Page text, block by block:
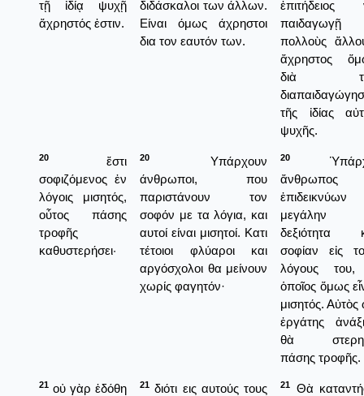
τῇ ἰδίᾳ ψυχῇ
ἄχρηστός ἐστιν.
διδάσκαλοι των άλλων.
Είναι όμως άχρηστοι
δια τον εαυτόν των.
ἐπιτήδειος
παιδαγωγῇ
πολλοὺς
ἄχρηστος
διὰ
τῆς ἰδίας
ψυχῆς.
20
ἔστι
σοφιζόμενος ἐν
λόγοις μισητός,
οὗτος πάσης
τροφῆς
καθυστερήσει·
20
Υπάρχουν
άνθρωποι, που
παριστάνουν τον
σοφόν με τα λόγια, και
αυτοί είναι μισητοί. Κατι
τέτοιοι φλύαροι και
αργόσχολοι θα μείνουν
χωρίς φαγητόν·
20
ἄνθρωπος
ἐπιδεικνύων
μεγάλην
δεξιότητα
σοφίαν εἰς
λόγους
ὁποῖος ὅμως
μισητός. Αὐτὸς
ἐργάτης
θὰ
πάσης τροφῆς.
21 οὐ γὰρ ἐδόθη
21 διότι εις αυτούς τους
21
Θὰ